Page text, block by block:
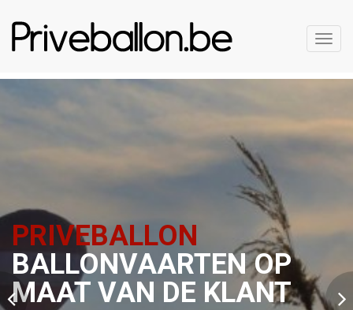
PRIVEBALLON
BALLONVAARTEN OP
MAAT VAN DE KLANT